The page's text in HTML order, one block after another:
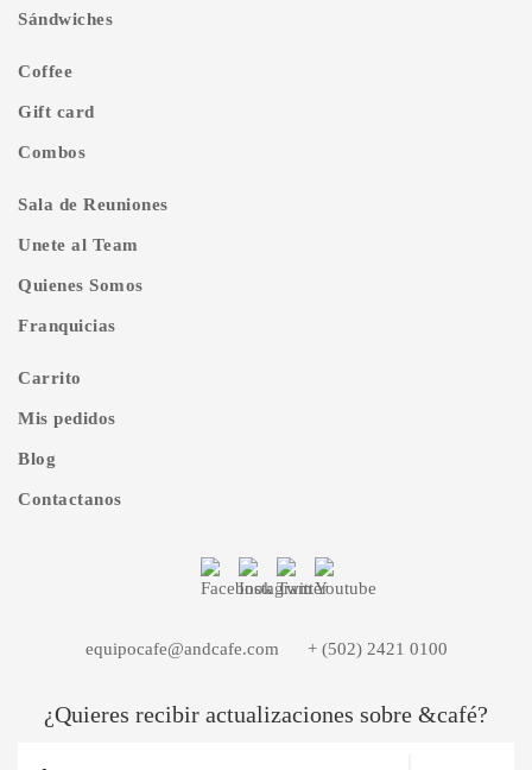
Sándwiches
Coffee
Gift card
Combos
Sala de Reuniones
Unete al Team
Quienes Somos
Franquicias
Carrito
Mis pedidos
Blog
Contactanos
equipocafe@andcafe.com + (502) 2421 0100
¿Quieres recibir actualizaciones sobre &café?